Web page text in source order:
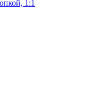
1:1